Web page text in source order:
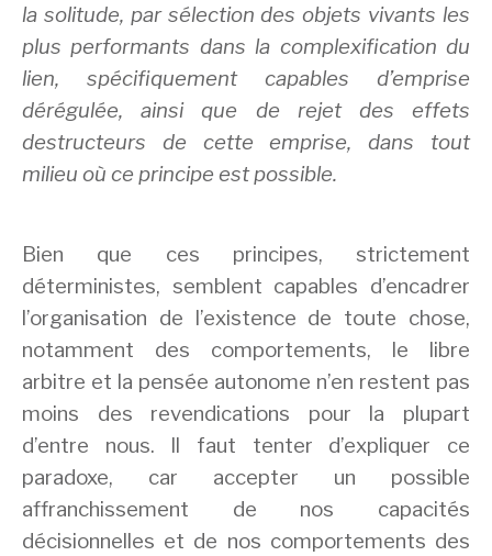
la solitude, par sélection des objets vivants les
plus performants dans la complexification du
lien, spécifiquement capables d’emprise
dérégulée, ainsi que de rejet des effets
destructeurs de cette emprise, dans tout
milieu où ce principe est possible.
Bien que ces principes, strictement
déterministes, semblent capables d’encadrer
l’organisation de l’existence de toute chose,
notamment des comportements, le libre
arbitre et la pensée autonome n’en restent pas
moins des revendications pour la plupart
d’entre nous. Il faut tenter d’expliquer ce
paradoxe, car accepter un possible
affranchissement de nos capacités
décisionnelles et de nos comportements des